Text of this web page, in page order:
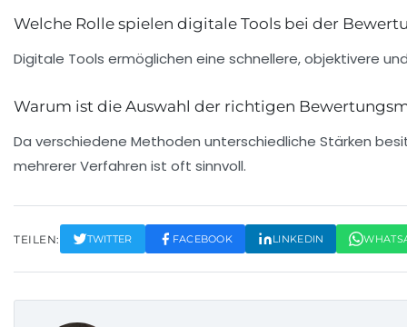
Welche Rolle spielen digitale Tools bei der
Digitale Tools ermöglichen eine schnellere, objektivere
Warum ist die Auswahl der richtigen
Da verschiedene Methoden unterschiedliche Stärken
mehrerer Verfahren ist oft sinnvoll.
TEILEN: TWITTER FACEBOOK LINKEDIN